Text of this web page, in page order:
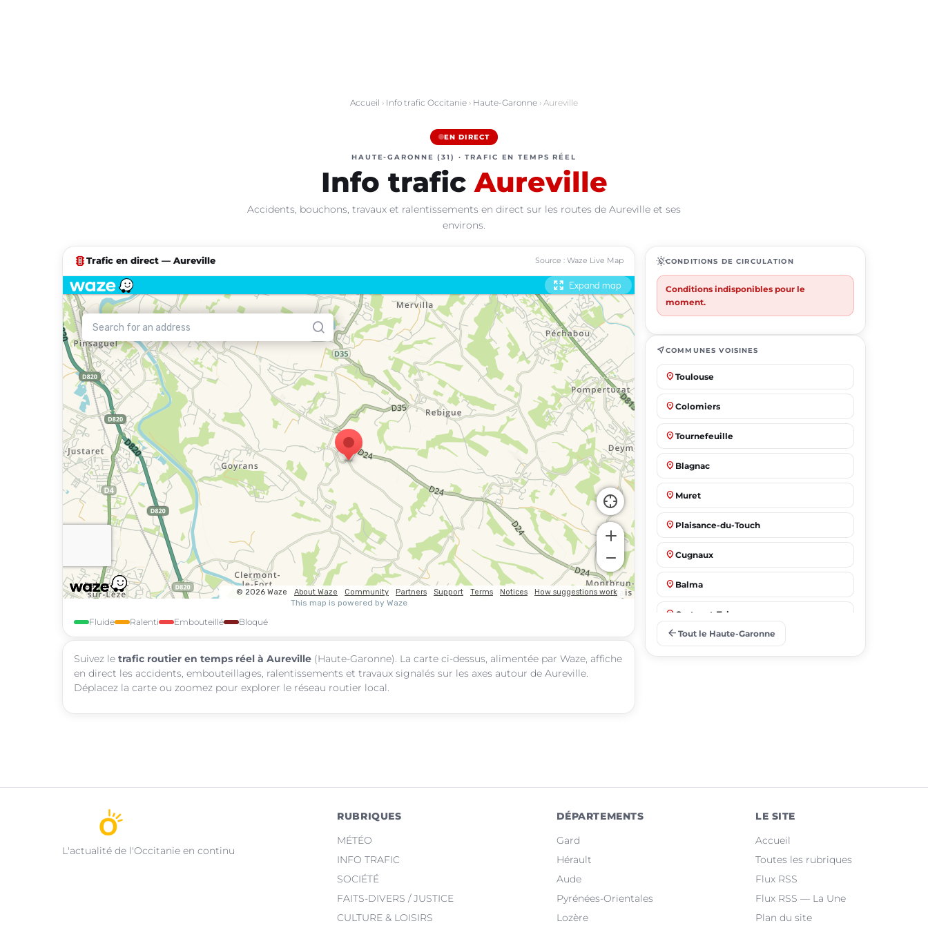
Accueil › Info trafic Occitanie › Haute-Garonne › Aureville
EN DIRECT
HAUTE-GARONNE (31) · TRAFIC EN TEMPS RÉEL
Info trafic Aureville
Accidents, bouchons, travaux et ralentissements en direct sur les routes de Aureville et ses
environs.
traffic Trafic en direct — Aureville Source : Waze Live Map
Fluide Ralenti Embouteillé Bloqué
Suivez le trafic routier en temps réel à Aureville (Haute-Garonne). La carte ci-dessus, alimentée par Waze, affiche
en direct les accidents, embouteillages, ralentissements et travaux signalés sur les axes autour de Aureville.
Déplacez la carte ou zoomez pour explorer le réseau routier local.
routineCONDITIONS DE CIRCULATION
Conditions indisponibles pour le
moment.
near_meCOMMUNES VOISINES
place Toulouse
place Colomiers
place Tournefeuille
place Blagnac
place Muret
place Plaisance-du-Touch
place Cugnaux
place Balma
place Castanet-Tolosan
arrow_back Tout le Haute-Garonne
L'actualité de l'Occitanie en continu
RUBRIQUES
MÉTÉO
INFO TRAFIC
SOCIÉTÉ
FAITS-DIVERS / JUSTICE
CULTURE & LOISIRS
DÉPARTEMENTS
Gard
Hérault
Aude
Pyrénées-Orientales
Lozère
LE SITE
Accueil
Toutes les rubriques
Flux RSS
Flux RSS — La Une
Plan du site